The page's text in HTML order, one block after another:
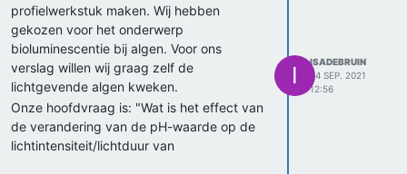
profielwerkstuk maken. Wij hebben
gekozen voor het onderwerp
bioluminescentie bij algen. Voor ons
verslag willen wij graag zelf de
lichtgevende algen kweken.
Onze hoofdvraag is: "Wat is het effect van
de verandering van de pH-waarde op de
lichtintensiteit/lichtduur van
I
ISADEBRUIN
24 SEP. 2021
12:56